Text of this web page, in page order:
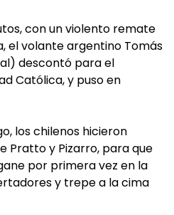
con un violento remate
el volante argentino Tomás
descontó para el
Católica, y puso en
los chilenos hicieron
Pratto y Pizarro, para que
por primera vez en la
y trepe a la cima